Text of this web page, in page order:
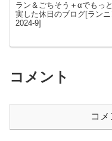
ラン＆ごちそう＋αでもっ
実した休日のブログ[ラン
2024-9]
コメント
コ